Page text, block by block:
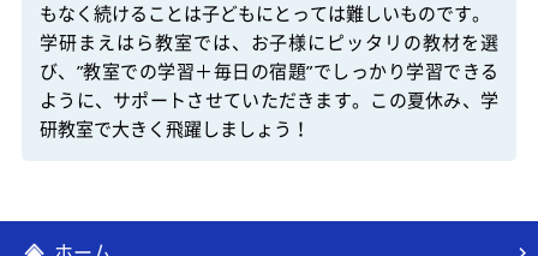
もなく続けることは子どもにとっては難しいものです。
学研まえはら教室では、お子様にピッタリの教材を選
び、”教室での学習＋毎日の宿題”でしっかり学習できる
ように、サポートさせていただきます。この夏休み、学
研教室で大きく飛躍しましょう！